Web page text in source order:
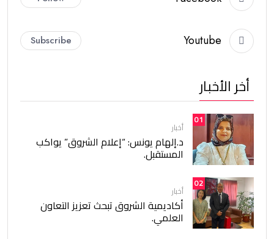
Youtube
Subscribe
أخر الأخبار
01
أخبار
د.إلهام يونس: “إعلام الشروق” يواكب
المستقبل.
02
أخبار
أكاديمية الشروق تبحث تعزيز التعاون
العلمي.